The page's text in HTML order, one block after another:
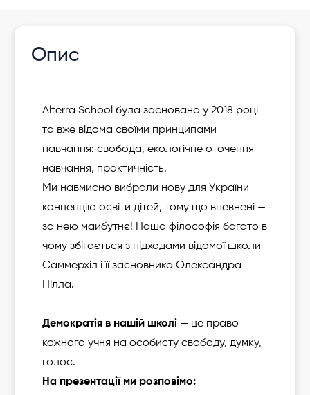
Опис
Alterra School була заснована у 2018 роцi
та вже відома своїми принципами
навчання: свобода, екологічне оточення
навчання, практичність.
Ми навмисно вибрали нову для України
концепцію освіти дітей, тому що впевнені —
за нею майбутнє! Наша філософія багато в
чому збігається з підходами відомої школи
Саммерхіл і її засновника Олександра
Нілла.
Демократія в нашій школі — це право
кожного учня на особисту свободу, думку,
голос.
На презентації ми розповімо: